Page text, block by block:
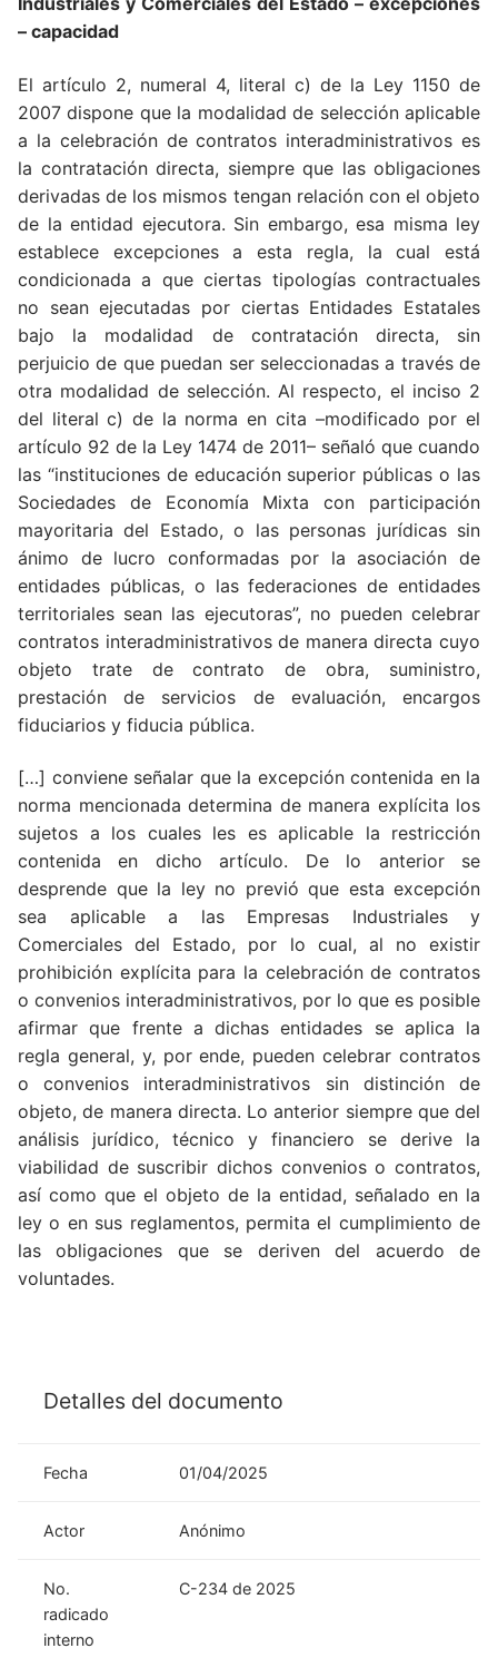
– capacidad
El artículo 2, numeral 4, literal c) de la Ley 1150 de
2007 dispone que la modalidad de selección aplicable
a la celebración de contratos interadministrativos es
la contratación directa, siempre que las obligaciones
derivadas de los mismos tengan relación con el objeto
de la entidad ejecutora. Sin embargo, esa misma ley
establece excepciones a esta regla, la cual está
condicionada a que ciertas tipologías contractuales
no sean ejecutadas por ciertas Entidades Estatales
bajo la modalidad de contratación directa, sin
perjuicio de que puedan ser seleccionadas a través de
otra modalidad de selección. Al respecto, el inciso 2
del literal c) de la norma en cita –modificado por el
artículo 92 de la Ley 1474 de 2011– señaló que cuando
las “instituciones de educación superior públicas o las
Sociedades de Economía Mixta con participación
mayoritaria del Estado, o las personas jurídicas sin
ánimo de lucro conformadas por la asociación de
entidades públicas, o las federaciones de entidades
territoriales sean las ejecutoras”, no pueden celebrar
contratos interadministrativos de manera directa cuyo
objeto trate de contrato de obra, suministro,
prestación de servicios de evaluación, encargos
fiduciarios y fiducia pública.
[…] conviene señalar que la excepción contenida en la
norma mencionada determina de manera explícita los
sujetos a los cuales les es aplicable la restricción
contenida en dicho artículo. De lo anterior se
desprende que la ley no previó que esta excepción
sea aplicable a las Empresas Industriales y
Comerciales del Estado, por lo cual, al no existir
prohibición explícita para la celebración de contratos
o convenios interadministrativos, por lo que es posible
afirmar que frente a dichas entidades se aplica la
regla general, y, por ende, pueden celebrar contratos
o convenios interadministrativos sin distinción de
objeto, de manera directa. Lo anterior siempre que del
análisis jurídico, técnico y financiero se derive la
viabilidad de suscribir dichos convenios o contratos,
así como que el objeto de la entidad, señalado en la
ley o en sus reglamentos, permita el cumplimiento de
las obligaciones que se deriven del acuerdo de
voluntades.
Detalles del documento
Fecha 01/04/2025
Actor Anónimo
No.
radicado
interno
C-234 de 2025